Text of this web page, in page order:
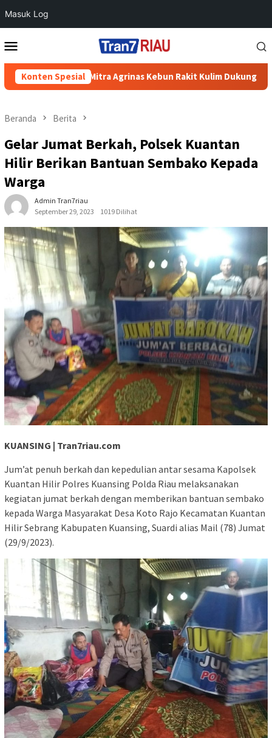
Masuk Log
ke
Mobile
Konten Spesial
Mitra Agrinas Kebun Rakit Kulim Dukung Semarak HUT RI
Beranda Berita
Gelar Jumat Berkah, Polsek Kuantan
Hilir Berikan Bantuan Sembako Kepada
Warga
Admin Tran7riau
September 29, 2023
1019 Dilihat
KUANSING | Tran7riau.com
Jum’at penuh berkah dan kepedulian antar sesama Kapolsek
Kuantan Hilir Polres Kuansing Polda Riau melaksanakan
kegiatan jumat berkah dengan memberikan bantuan sembako
kepada Warga Masyarakat Desa Koto Rajo Kecamatan Kuantan
Hilir Sebrang Kabupaten Kuansing, Suardi alias Mail (78) Jumat
(29/9/2023).